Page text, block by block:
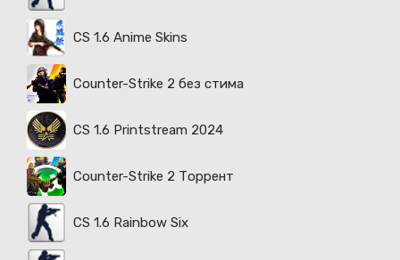
CS 1.6 Anime Skins
Counter-Strike 2 без стима
CS 1.6 Printstream 2024
Counter-Strike 2 Торрент
CS 1.6 Rainbow Six